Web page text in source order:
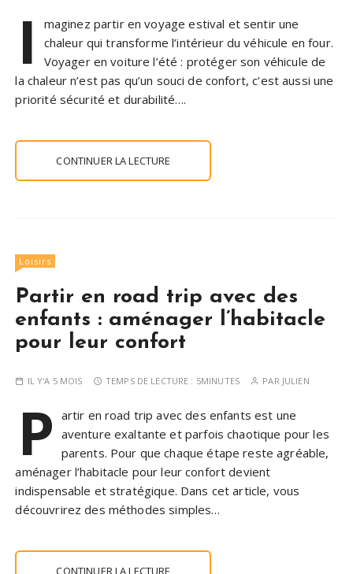
I
maginez partir en voyage estival et sentir une
chaleur qui transforme l’intérieur du véhicule en four.
Voyager en voiture l’été : protéger son véhicule de
la chaleur n’est pas qu’un souci de confort, c’est aussi une
priorité sécurité et durabilité….
CONTINUER LA LECTURE
Loisirs
Partir en road trip avec des
enfants : aménager l’habitacle
pour leur confort
IL Y'A 5 MOIS TEMPS DE LECTURE : 5MINUTES PAR JULIEN
P artir en road trip avec des enfants est une
aventure exaltante et parfois chaotique pour les
parents. Pour que chaque étape reste agréable,
aménager l’habitacle pour leur confort devient
indispensable et stratégique. Dans cet article, vous
découvrirez des méthodes simples…
CONTINUER LA LECTURE